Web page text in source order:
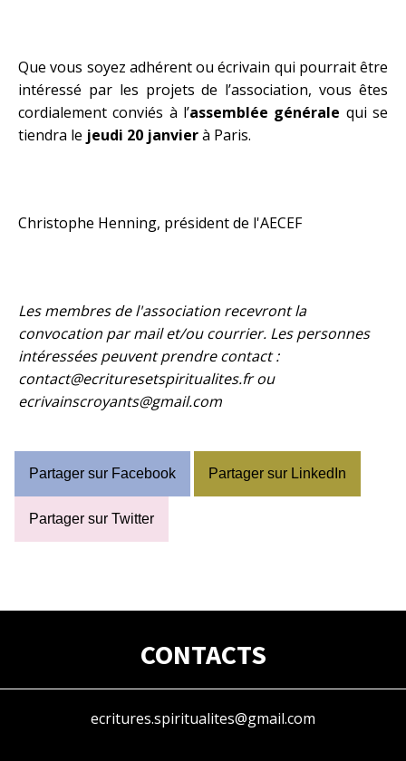
Que vous soyez adhérent ou écrivain qui pourrait être
intéressé par les projets de l’association, vous êtes
cordialement conviés à l’assemblée générale qui se
tiendra le jeudi 20 janvierà Paris.
Christophe Henning, président de l'AECEF
Les membres de l'association recevront la
convocation par mail et/ou courrier. Les personnes
intéressées peuvent prendre contact :
contact@ecrituresetspiritualites.fr ou
ecrivainscroyants@gmail.com
Partager sur Facebook Partager sur LinkedIn
Partager sur Twitter
CONTACTS
ecritures.spiritualites@gmail.com